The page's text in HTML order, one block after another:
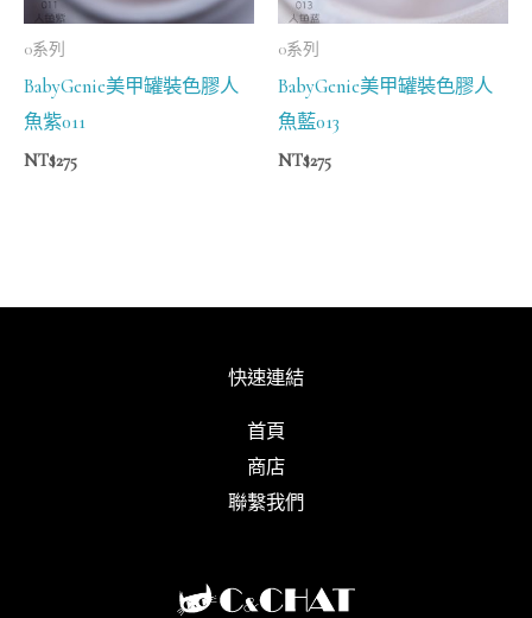
0系列
BabyGenie美甲罐裝色膠人
魚紫011
NT$275
0系列
BabyGenie美甲罐裝色膠人
魚藍013
NT$275
快速連結
首頁
商店
聯繫我們